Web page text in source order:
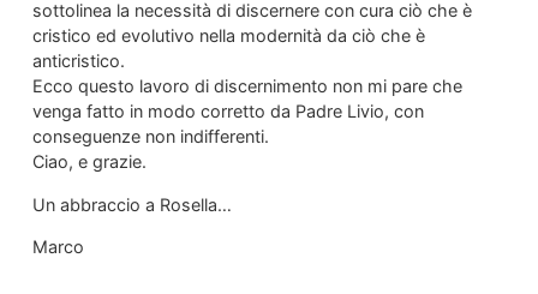
sottolinea la necessità di discernere con cura ciò che è
cristico ed evolutivo nella modernità da ciò che è
anticristico.
Ecco questo lavoro di discernimento non mi pare che
venga fatto in modo corretto da Padre Livio, con
conseguenze non indifferenti.
Ciao, e grazie.
Un abbraccio a Rosella…
Marco